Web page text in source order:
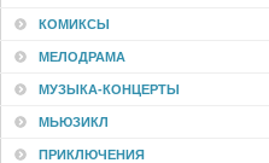
КОМИКСЫ
МЕЛОДРАМА
МУЗЫКА-КОНЦЕРТЫ
МЬЮЗИКЛ
ПРИКЛЮЧЕНИЯ